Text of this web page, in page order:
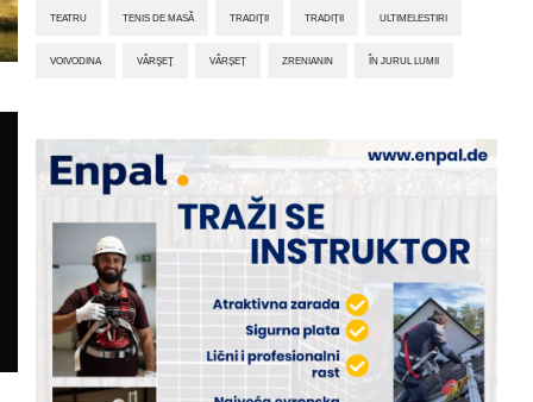
TEATRU TENIS DE MASĂ TRADIŢII TRADIȚII ULTIMELESTIRI
VOIVODINA VÂRŞEŢ VÂRȘEȚ ZRENIANIN ÎN JURUL LUMII